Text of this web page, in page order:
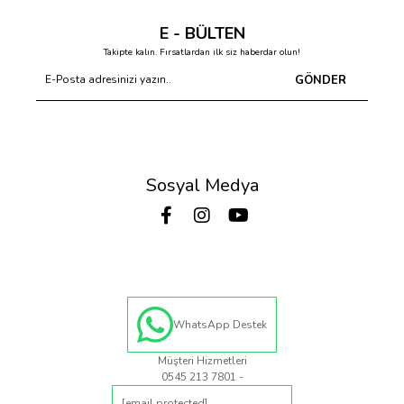
E - BÜLTEN
Takipte kalın. Fırsatlardan ilk siz haberdar olun!
GÖNDER
Sosyal Medya
WhatsApp Destek
Müşteri Hizmetleri
0545 213 7801 -